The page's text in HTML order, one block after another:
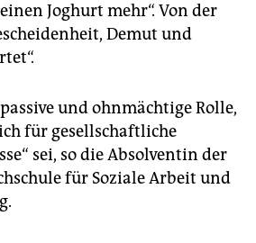
Joghurt mehr“. Von der
Demut und
und ohnmächtige Rolle,
für gesellschaftliche
sei, so die Absolventin der
für Soziale Arbeit und